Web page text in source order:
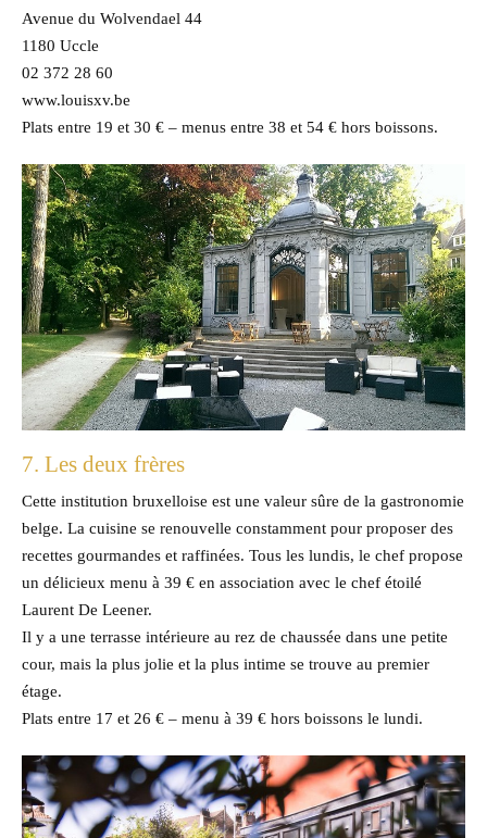
Avenue du Wolvendael 44
1180 Uccle
02 372 28 60
www.louisxv.be
Plats entre 19 et 30 € – menus entre 38 et 54 € hors boissons.
7. Les deux frères
Cette institution bruxelloise est une valeur sûre de la gastronomie
belge. La cuisine se renouvelle constamment pour proposer des
recettes gourmandes et raffinées. Tous les lundis, le chef propose
un délicieux menu à 39 € en association avec le chef étoilé
Laurent De Leener.
Il y a une terrasse intérieure au rez de chaussée dans une petite
cour, mais la plus jolie et la plus intime se trouve au premier
étage.
Plats entre 17 et 26 € – menu à 39 € hors boissons le lundi.